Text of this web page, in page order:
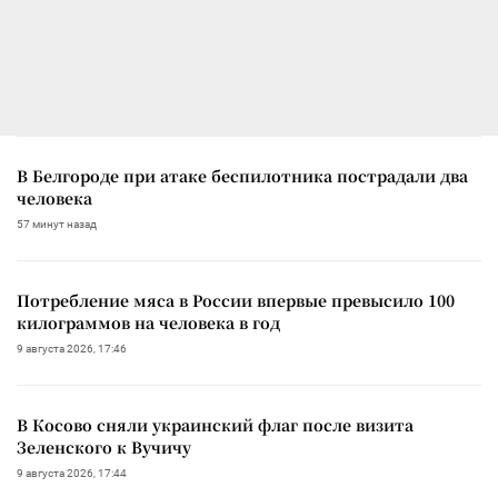
В Белгороде при атаке беспилотника пострадали два
человека
57 минут назад
Потребление мяса в России впервые превысило 100
килограммов на человека в год
9 августа 2026, 17:46
В Косово сняли украинский флаг после визита
Зеленского к Вучичу
9 августа 2026, 17:44